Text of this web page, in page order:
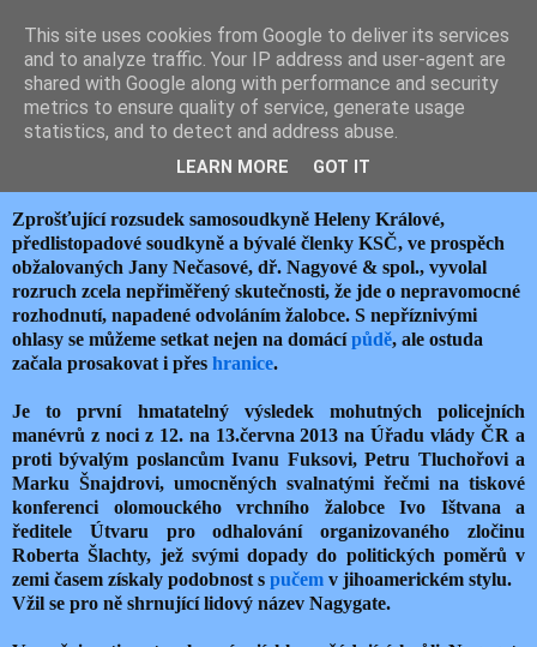
JEMELIK ZDENĚK
sobota 30. května 2015
STÁLE DÁL VE STYLU NAGYGATE
Zprošťující rozsudek samosoudkyně Heleny Králové,
předlistopadové soudkyně a bývalé členky KSČ, ve prospěch
obžalovaných Jany Nečasové, dř. Nagyové & spol., vyvolal
rozruch zcela nepřiměřený skutečnosti, že jde o nepravomocné
rozhodnutí, napadené odvoláním žalobce. S nepříznivými
ohlasy se můžeme setkat nejen na domácípůdě, ale ostuda
začala prosakovat i přes hranice.
Je to první hmatatelný výsledek mohutných policejních
manévrů z noci z 12. na 13.června 2013 na Úřadu vlády ČR a
proti bývalým poslancům Ivanu Fuksovi, Petru Tluchořovi a
Marku Šnajdrovi, umocněných svalnatými řečmi na tiskové
konferenci olomouckého vrchního žalobce Ivo Ištvana a
ředitele Útvaru pro odhalování organizovaného zločinu
Roberta Šlachty, jež svými dopady do politických poměrů v
zemi časem získaly podobnost s pučem v jihoamerickém stylu.
Vžil se pro ně shrnující lidový název Nagygate.
This site uses cookies from Google to deliver its services
and to analyze traffic. Your IP address and user-agent are
shared with Google along with performance and security
metrics to ensure quality of service, generate usage
statistics, and to detect and address abuse.
LEARN MORE GOT IT